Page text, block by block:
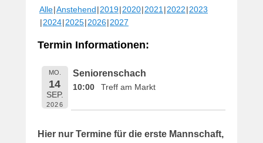
n
1
Alle Anstehend 2019 2020 2021 2022 2023
2024 2025 2026 2027
Termin Informationen:
MO.
14
SEP.
2026
Seniorenschach
10:00 Treff am Markt
Hier nur Termine für die erste Mannschaft,